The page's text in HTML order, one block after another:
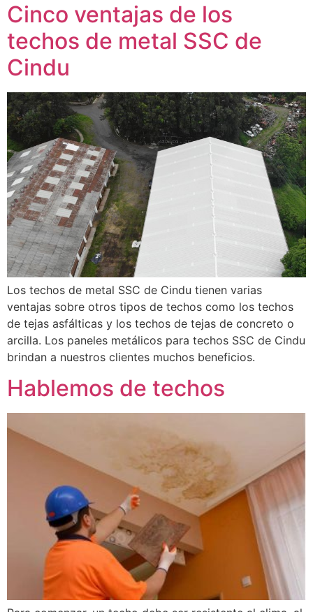
Cinco ventajas de los
techos de metal SSC de
Cindu
Los techos de metal SSC de Cindu tienen varias
ventajas sobre otros tipos de techos como los techos
de tejas asfálticas y los techos de tejas de concreto o
arcilla. Los paneles metálicos para techos SSC de Cindu
brindan a nuestros clientes muchos beneficios.
Hablemos de techos